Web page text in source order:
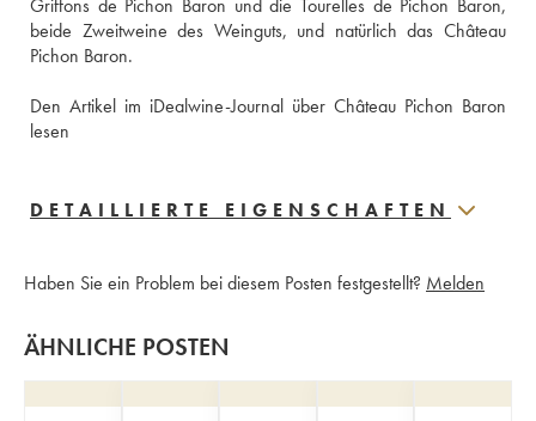
Griffons de Pichon Baron und die Tourelles de Pichon Baron,
beide Zweitweine des Weinguts, und natürlich das Château
Pichon Baron.
Den Artikel im iDealwine-Journal über Château Pichon Baron
lesen
DETAILLIERTE EIGENSCHAFTEN
Haben Sie ein Problem bei diesem Posten festgestellt? Melden
ÄHNLICHE POSTEN